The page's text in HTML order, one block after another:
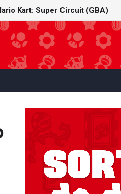
Kart: Super Circuit (GBA)